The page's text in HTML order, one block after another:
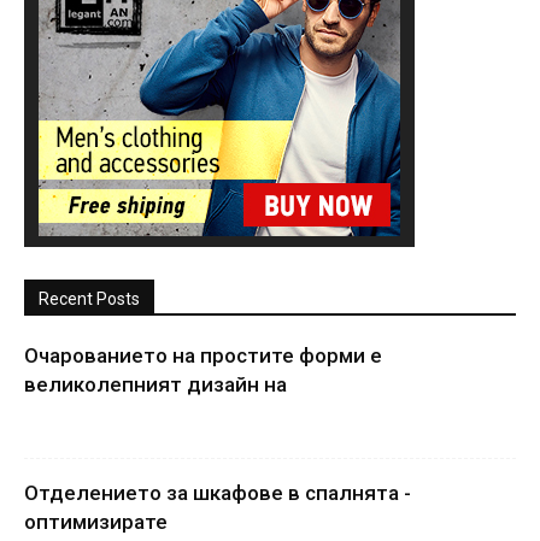
Recent Posts
Очарованието на простите форми е
великолепният дизайн на
Отделението за шкафове в спалнята -
оптимизирате